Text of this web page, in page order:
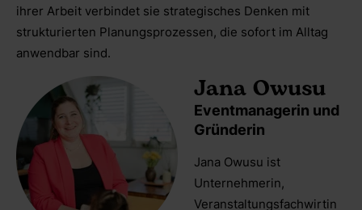
ihrer Arbeit verbindet sie strategisches Denken mit
strukturierten Planungsprozessen, die sofort im Alltag
anwendbar sind.
Jana Owusu
Eventmanagerin und
Gründerin
Jana Owusu ist
Unternehmerin,
Veranstaltungsfachwirtin